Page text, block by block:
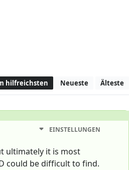
hilfreichsten Neueste Älteste
EINSTELLUNGEN
ultimately it is most
could be difficult to find.